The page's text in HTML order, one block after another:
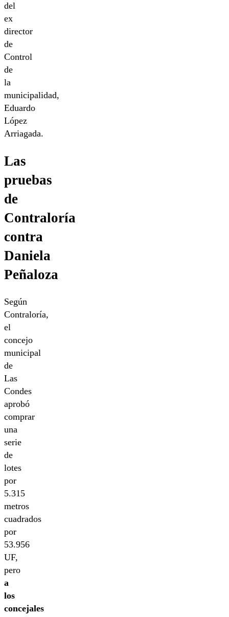
del
ex
director
de
Control
de
la
municipalidad,
Eduardo
López
Arriagada.
Las
pruebas
de
Contraloría
contra
Daniela
Peñaloza
Según
Contraloría,
el
concejo
municipal
de
Las
Condes
aprobó
comprar
una
serie
de
lotes
por
5.315
metros
cuadrados
por
53.956
UF,
pero
a
los
concejales